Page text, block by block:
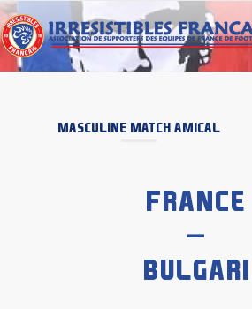
MASCULINE MATCH AMICAL
FRANCE
–
BULGARIE